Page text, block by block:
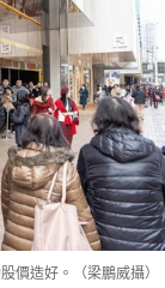
價造好。（梁鵬威攝）